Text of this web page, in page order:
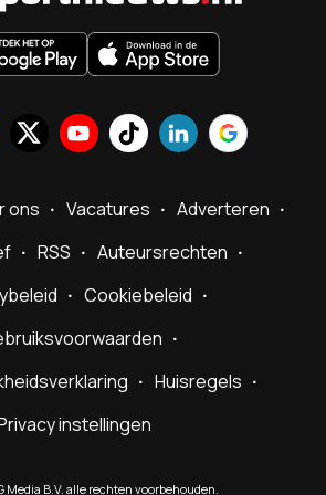
ons Vacatures
Adverteren
RSS
Auteursrechten
Cookiebeleid
Huisregels
instellingen
Media B.V. alle rechten voorbehouden.